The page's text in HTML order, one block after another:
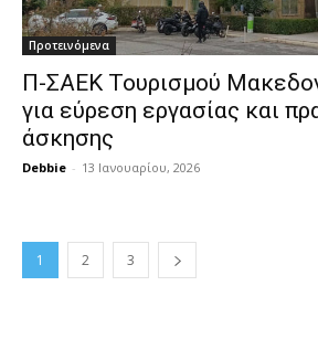
Προτεινόμενα
Π-ΣΑΕΚ Τουρισμού
για εύρεση εργασίας και
άσκησης
Debbie - 13 Ιανουαρίου, 2026
1 2 3